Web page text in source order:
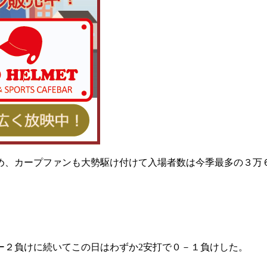
カープファンも大勢駆け付けて入場者数は今季最多の３万
負けに続いてこの日はわずか2安打で０－１負けした。